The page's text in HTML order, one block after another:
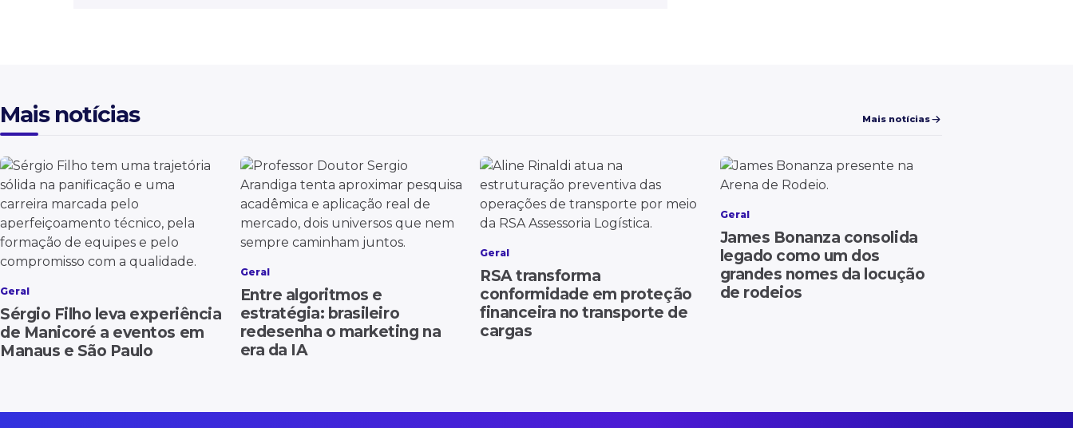
Mais notícias Mais notícias
Geral
Sérgio Filho leva experiência
de Manicoré a eventos em
Manaus e São Paulo
Geral
Entre algoritmos e
estratégia: brasileiro
redesenha o marketing na
era da IA
Geral
RSA transforma
conformidade em proteção
financeira no transporte de
cargas
Geral
James Bonanza consolida
legado como um dos
grandes nomes da locução
de rodeios